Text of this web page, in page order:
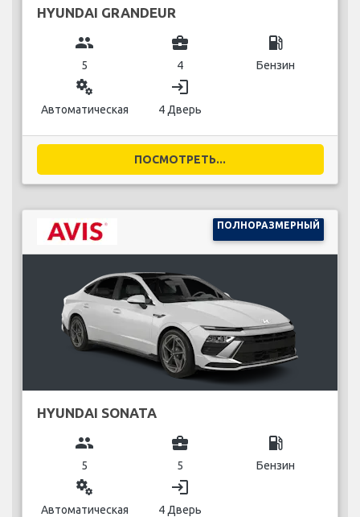
HYUNDAI GRANDEUR
group
5
business_center
4
local_gas_station
Бензин
miscellaneous_services
Автоматическая
login
4 Дверь
ПОСМОТРЕТЬ...
ПОЛНОРАЗМЕРНЫЙ
HYUNDAI SONATA
group
5
business_center
5
local_gas_station
Бензин
miscellaneous_services
Автоматическая
login
4 Дверь